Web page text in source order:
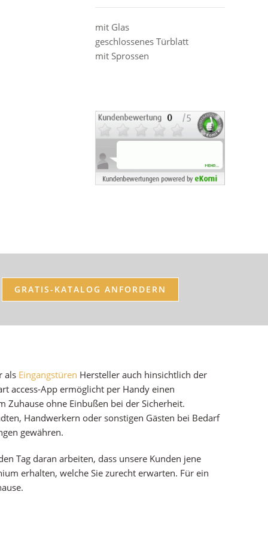
mit Glas
geschlossenes Türblatt
mit Sprossen
GRATIS-KATALOG ANFORDERN
als Eingangstüren Hersteller auch hinsichtlich der
access-App ermöglicht per Handy einen
Zuhause ohne Einbußen bei der Sicherheit.
Handwerkern oder sonstigen Gästen bei Bedarf
gewähren.
Tag daran arbeiten, dass unsere Kunden jene
erhalten, welche Sie zurecht erwarten. Für ein